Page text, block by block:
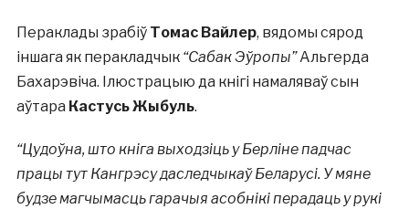
Пераклады зрабіў Томас Вайлер, вядомы сярод
іншага як перакладчык “Сабак Эўропы”Альгерда
Бахарэвіча. Ілюстрацыю да кнігі намаляваў сын
аўтара Кастусь Жыбуль.
“Цудоўна, што кніга выходзіць у Берліне падчас
працы тут Кангрэсу даследчыкаў Беларусі. У мяне
будзе магчымасць гарачыя асобнікі перадаць у рукі